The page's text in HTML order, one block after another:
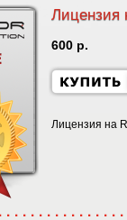
Лицензия
600 р.
Лицензия на